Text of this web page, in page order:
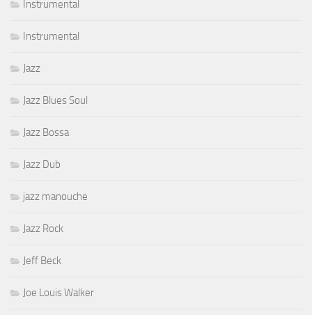
Instrumental
Instrumental
Jazz
Jazz Blues Soul
Jazz Bossa
Jazz Dub
jazz manouche
Jazz Rock
Jeff Beck
Joe Louis Walker